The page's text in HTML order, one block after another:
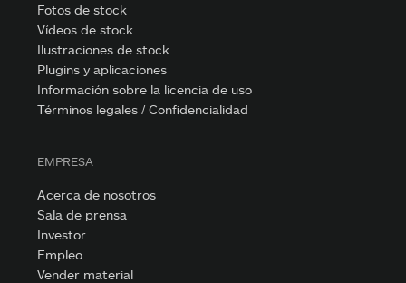
Fotos de stock
Vídeos de stock
Ilustraciones de stock
Plugins y aplicaciones
Información sobre la licencia de uso
Términos legales / Confidencialidad
EMPRESA
Acerca de nosotros
Sala de prensa
Investor
Empleo
Vender material